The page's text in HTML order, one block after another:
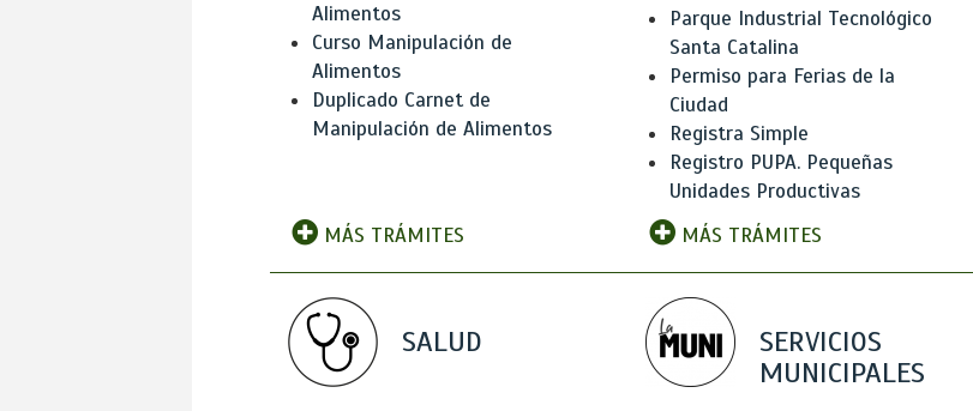
Alimentos
Curso Manipulación de
Alimentos
Duplicado Carnet de
Manipulación de Alimentos
MÁS TRÁMITES
Parque Industrial Tecnológico
Santa Catalina
Permiso para Ferias de la
Ciudad
Registra Simple
Registro PUPA. Pequeñas
Unidades Productivas
MÁS TRÁMITES
SALUD
SERVICIOS
MUNICIPALES